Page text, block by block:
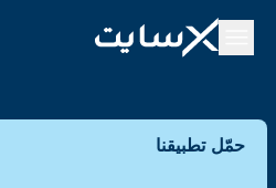
حمّل تطبيقنا